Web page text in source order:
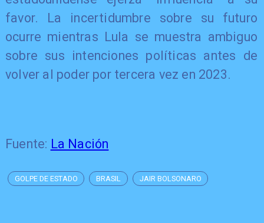
favor. La incertidumbre sobre su futuro
ocurre mientras Lula se muestra ambiguo
sobre sus intenciones políticas antes de
volver al poder por tercera vez en 2023.
Fuente: La Nación
GOLPE DE ESTADO BRASIL JAIR BOLSONARO